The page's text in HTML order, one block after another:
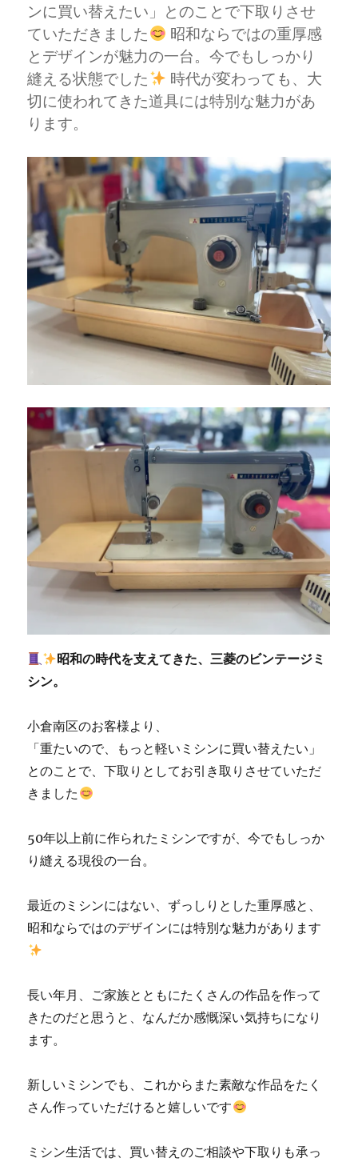
ンに買い替えたい」とのことで下取りさせ
ていただきました
昭和ならではの重厚感
とデザインが魅力の一台。今でもしっかり
縫える状態でした
時代が変わっても、大
切に使われてきた道具には特別な魅力があ
ります。
昭和の時代を支えてきた、三菱のビンテージミ
シン。
小倉南区のお客様より、
「重たいので、もっと軽いミシンに買い替えたい」
とのことで、下取りとしてお引き取りさせていただ
きました
50年以上前に作られたミシンですが、今でもしっか
り縫える現役の一台。
最近のミシンにはない、ずっしりとした重厚感と、
昭和ならではのデザインには特別な魅力があります
長い年月、ご家族とともにたくさんの作品を作って
きたのだと思うと、なんだか感慨深い気持ちになり
ます。
新しいミシンでも、これからまた素敵な作品をたく
さん作っていただけると嬉しいです
ミシン生活では、買い替えのご相談や下取りも承っ